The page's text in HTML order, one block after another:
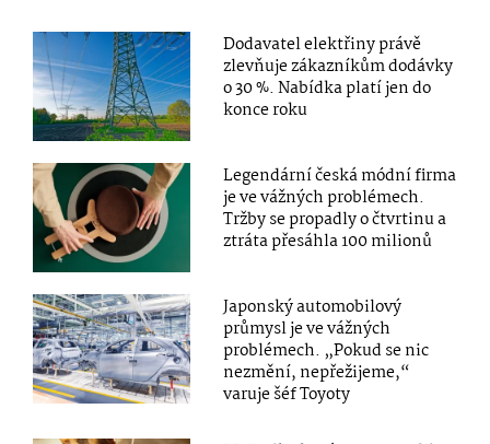
Dodavatel elektřiny právě
zlevňuje zákazníkům dodávky
o 30 %. Nabídka platí jen do
konce roku
Legendární česká módní firma
je ve vážných problémech.
Tržby se propadly o čtvrtinu a
ztráta přesáhla 100 milionů
Japonský automobilový
průmysl je ve vážných
problémech. „Pokud se nic
nezmění, nepřežijeme,“
varuje šéf Toyoty